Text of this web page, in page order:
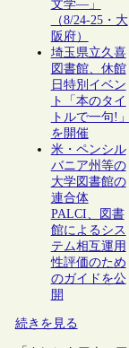
文学―」
（8/24-25・大
阪府）
埼玉県立久喜
図書館、休館
日特別イベン
ト「本のタイ
トルで一句!」
を開催
米・ペンシル
バニア州等の
大学図書館の
連合体
PALCI、図書
館によるシス
テム相互運用
性評価のため
のガイドを公
開
続きを見る